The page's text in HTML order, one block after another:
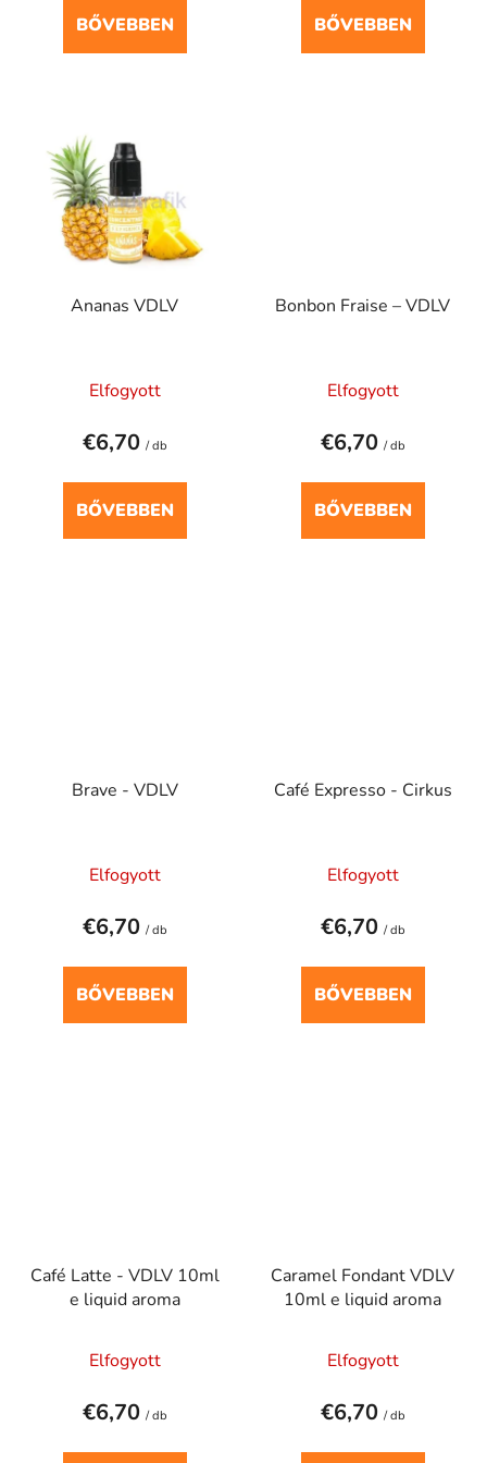
BŐVEBBEN BŐVEBBEN
Ananas VDLV
Elfogyott
€6,70 / db
BŐVEBBEN
Bonbon Fraise – VDLV
Elfogyott
€6,70 / db
BŐVEBBEN
Brave - VDLV
Elfogyott
€6,70 / db
BŐVEBBEN
Café Expresso - Cirkus
Elfogyott
€6,70 / db
BŐVEBBEN
Café Latte - VDLV 10ml
e liquid aroma
Elfogyott
€6,70 / db
Caramel Fondant VDLV
10ml e liquid aroma
Elfogyott
€6,70 / db